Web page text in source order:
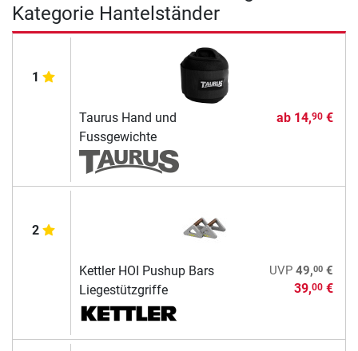
Kategorie Hantelständer
1
Taurus Hand und
Fussgewichte
ab 14,90€
2
Kettler HOI Pushup Bars
Liegestützgriffe
UVP 49,00€
39,00€